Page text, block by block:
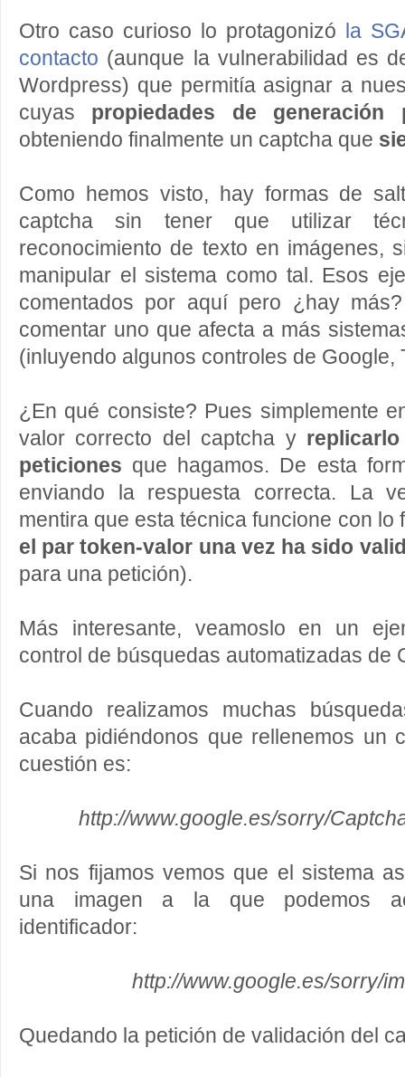
Otro caso curioso lo protagonizó
la
contacto (aunque la vulnerabilidad es
Wordpress) que permitía asignar a
cuyas propiedades de generación
obteniendo finalmente un captcha que
Como hemos visto, hay formas de
captcha sin tener que utilizar
reconocimiento de texto en imágenes,
manipular el sistema como tal. Esos
comentados por aquí pero ¿hay
comentar uno que afecta a más
(inluyendo algunos controles de Google,
¿En qué consiste? Pues simplemente
valor correcto del captcha y
peticiones que hagamos. De esta
enviando la respuesta correcta. La
mentira que esta técnica funcione con
el par token-valor una vez ha sido
para una petición).
Más interesante, veamoslo en un
control de búsquedas automatizadas de
Cuando realizamos muchas
acaba pidiéndonos que rellenemos un
cuestión es:
http://www.google.es/sorry/
Si nos fijamos vemos que el sistema
una imagen a la que podemos
identificador:
http://www.google.es/sorry/
Quedando la petición de validación del